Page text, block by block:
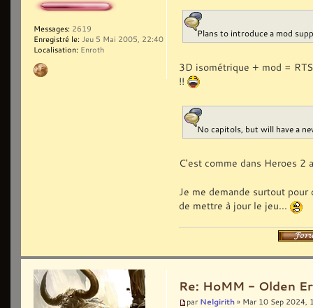
Plans to introduce a mod
3D isométrique + mod =
!!
No capitols, but will have a
C'est comme dans Heroes 2
Je me demande surtout
de mettre à jour le jeu...
Messages: 2619
Enregistré le: Jeu 5 Mai 2005, 22:40
Localisation: Enroth
Re: HoMM - Olden
par Nelgirith » Mar 10 Sep 2024,